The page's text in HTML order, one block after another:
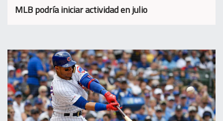
MLB podría iniciar actividad en julio